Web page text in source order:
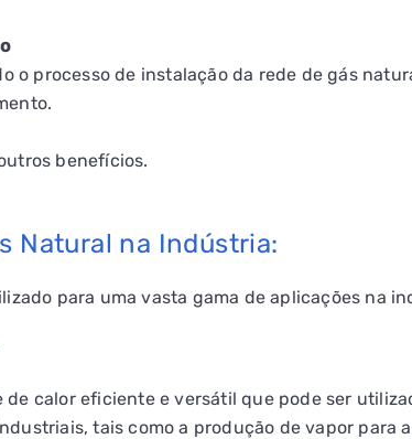
o processo de instalação da rede de gás
benefícios.
Natural na Indústria:
para uma vasta gama de aplicações na
de calor eficiente e versátil que pode ser
tais como a produção de vapor para